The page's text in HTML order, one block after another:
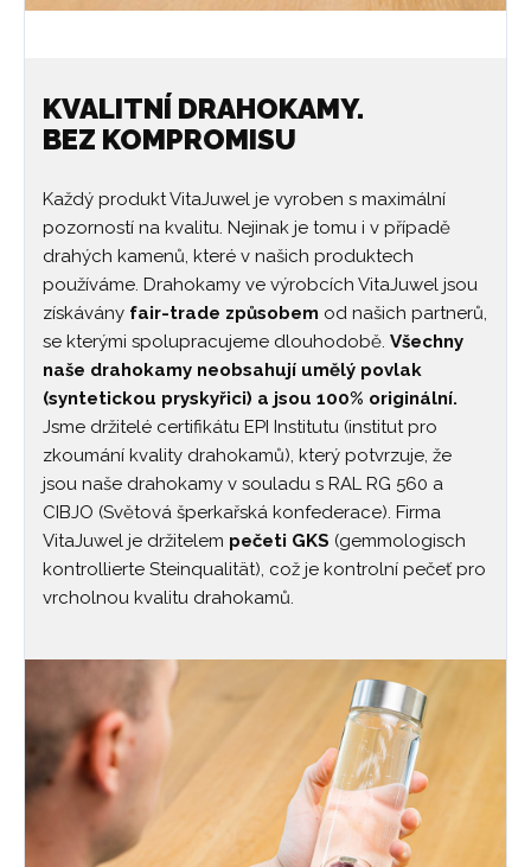
KVALITNÍ DRAHOKAMY.
BEZ KOMPROMISU
Každý produkt VitaJuwel je vyroben s maximální
pozorností na kvalitu. Nejinak je tomu i v případě
drahých kamenů, které v našich produktech
používáme. Drahokamy ve výrobcích VitaJuwel jsou
získávány fair-trade způsobem od našich partnerů,
se kterými spolupracujeme dlouhodobě. Všechny
naše drahokamy neobsahují umělý povlak
(syntetickou pryskyřici) a jsou 100% originální.
Jsme držitelé certifikátu EPI Institutu (institut pro
zkoumání kvality drahokamů), který potvrzuje, že
jsou naše drahokamy v souladu s RAL RG 560 a
CIBJO (Světová šperkařská konfederace). Firma
VitaJuwel je držitelem pečeti GKS (gemmologisch
kontrollierte Steinqualität), což je kontrolní pečeť pro
vrcholnou kvalitu drahokamů.